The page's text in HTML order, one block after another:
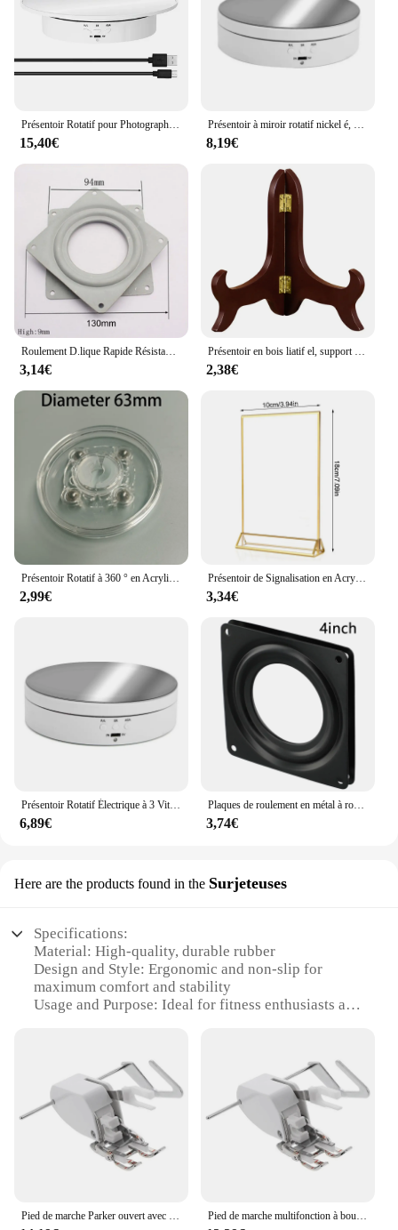
Présentoir Rotatif pour Photographie, Rotatif Électrique, Produit Colorable, Prise de Vue Vidéo, 200mm, 3 Vitesses, 360
15,40€
Présentoir à miroir rotatif nickel é, porte-bijoux coloré résistant à 360, alimentation USB, prise de vue rotative, trois vitesses
8,19€
Roulement D.lique Rapide Résistant à 360 °, Plaque de Roulement Colorable à Comcussion Rotative, pour Table de Bureau
3,14€
Présentoir en bois liatif el, support de plaque pliable pour table de mariage, étagère de rangement pour cadre photo, décoration de la maison, 4 ", 5", 6/7"
2,38€
Présentoir Rotatif à 360 ° en Acrylique Coloré, Base Ronde Transparente, Assiettes de Décoration de Bijoux Paresseux, Quincaillerie de Meubles
2,99€
Présentoir de Signalisation en Acrylique Transparent, Polyvalent, Double Face, Cadre localité, Plaque d'Immatriculation de Mariage, Carte de Menu T1
3,34€
Présentoir Rotatif Électrique à 3 Vitesses, Miroir Résistant à 360, Porte-Bijoux Coloré, Batterie/Alimentation USB pour Prise de Vue Photographique
6,89€
Plaques de roulement en métal à roulement rotatif, matériel de meubles debout, présentoir coloré, Leuven, 3 ", 4/6", 360
3,74€
Here are the products found in the Surjeteuses
Specifications:
Material: High-quality, durable rubber
Design and Style: Ergonomic and non-slip for
maximum comfort and stability
Usage and Purpose: Ideal for fitness enthusiasts and
support for various exercises
Shape and Size: Compact and lightweight for easy
portability
Quantity: Available in sets for enhanced workout
routines
your fitness routine, providing an unparalleled level
Pied de marche Parker ouvert avec guide réglable, convient aux machines à coudre à tige basse, Brother, Janome, Singer et plus encore Pied de marche multifonction à bout ouvert avec Guide réglable, convient aux Machines à coudre à tige basse-Brother, Janome, Singer, etc.